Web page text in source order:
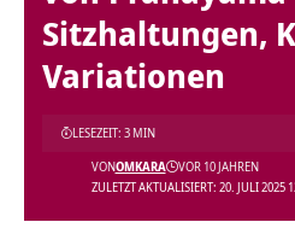
Sitzhaltungen,
Variationen
ZULETZT AKTUALISIERT: 20. JULI 2025
VONOMKARA VOR 10 JAHREN
LESEZEIT: 3 MIN